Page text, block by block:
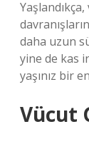
daha uzun
yine de kas
yaşınız bir
Vücut